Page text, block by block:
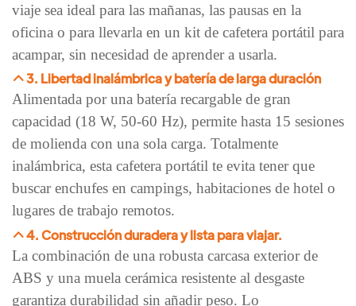
viaje sea ideal para las mañanas, las pausas en la
oficina o para llevarla en un kit de cafetera portátil para
acampar, sin necesidad de aprender a usarla.
3. Libertad inalámbrica y batería de larga duración
Alimentada por una batería recargable de gran
capacidad (18 W, 50-60 Hz), permite hasta 15 sesiones
de molienda con una sola carga. Totalmente
inalámbrica, esta cafetera portátil te evita tener que
buscar enchufes en campings, habitaciones de hotel o
lugares de trabajo remotos.
4. Construcción duradera y lista para viajar.
La combinación de una robusta carcasa exterior de
ABS y una muela cerámica resistente al desgaste
garantiza durabilidad sin añadir peso. Lo